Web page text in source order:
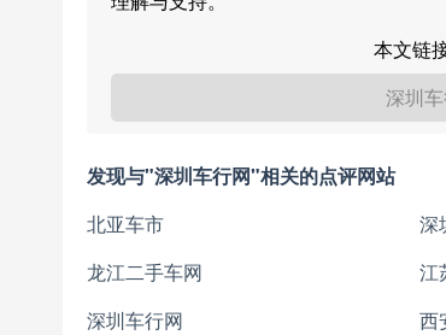
本文链
深圳
发现与"深圳车行网"相关的点评网站
北亚车市
深
龙江二手车网
江
深圳车行网
西